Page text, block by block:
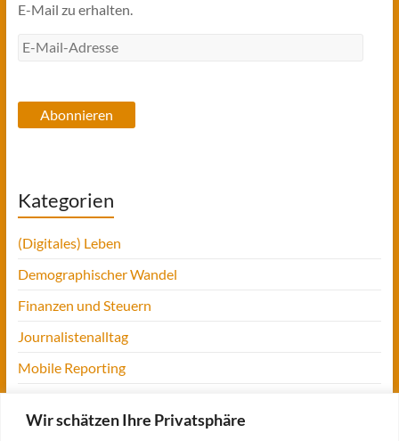
Wir schätzen Ihre Privatsphäre
E-Mail zu erhalten.
E-
Abonnieren
Kategorien
(Digitales) Leben
Demographischer Wandel
Finanzen und Steuern
Journalistenalltag
Mobile Reporting
Tansania